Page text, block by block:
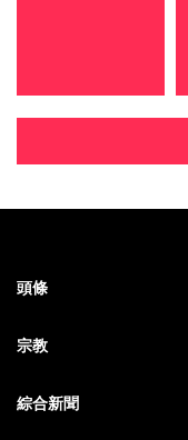
頭條
宗教
綜合新聞